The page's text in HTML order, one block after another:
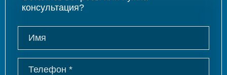
консультация?